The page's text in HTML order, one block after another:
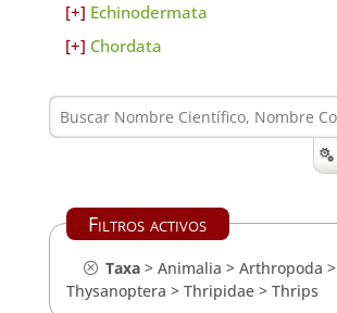
Echinodermata
Chordata

Filtros activos
Taxa> Animalia > Arthropoda >
Thysanoptera > Thripidae> Thrips